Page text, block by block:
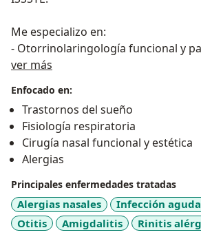
Me especializo en:
- Otorrinolaringología funcional y
respiratoria
- Nariz tapada
- Enfermedades crónicas de
- Enfermedades del sueño
respiratorios, entre otros.
Desde hace más de 10 años me
práctica privada de esta
también cursos en Cirugía Funcional
Paranasales y Medicina del Sueño.
ver más
Enfocado en:
Trastornos del sueño
Fisiología respiratoria
Cirugía nasal funcional y estética
Alergias
Principales enfermedades tratadas
Alergias nasales
Infección
Otitis
Amigdalitis Rinitis